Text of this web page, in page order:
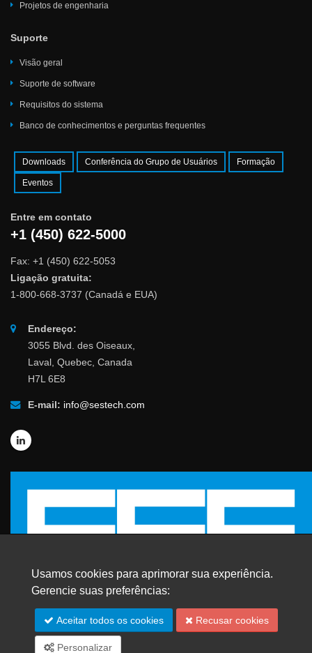
Projetos de engenharia
Suporte
Visão geral
Suporte de software
Requisitos do sistema
Banco de conhecimentos e perguntas frequentes
Downloads Conferência do Grupo de Usuários Formação
Eventos
Entre em contato
+1 (450) 622-5000
Fax: +1 (450) 622-5053
Ligação gratuita:
1-800-668-3737 (Canadá e EUA)
Endereço:
3055 Blvd. des Oiseaux,
Laval, Quebec, Canada
H7L 6E8
E-mail: info@sestech.com
© 2026 SafEngServices & technologies ltd.
Todos os direitos reservados. | Marcas Registradas
Usamos cookies para aprimorar sua experiência.
Gerencie suas preferências:
Aceitar todos os cookies Recusar cookies
Personalizar